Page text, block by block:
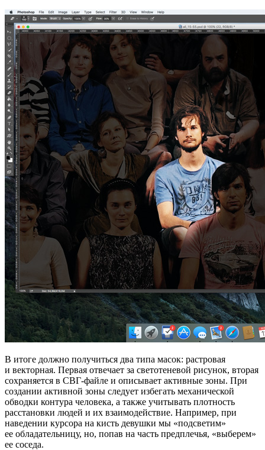
В итоге должно получиться два типа масок: растровая
и векторная. Первая отвечает за светотеневой рисунок, вторая
сохраняется в СВГ-файле и описывает активные зоны. При
создании активной зоны следует избегать механической
обводки контура человека, а также учитывать плотность
расстановки людей и их взаимодействие. Например, при
наведении курсора на кисть девушки мы «подсветим»
ее обладательницу, но, попав на часть предплечья, «выберем»
ее соседа.